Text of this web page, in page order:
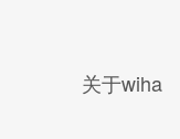
关于wiha